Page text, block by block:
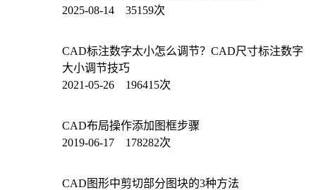
2025-08-14 35159次
CAD标注数字太小怎么调节？CAD尺寸标注数字
大小调节技巧
2021-05-26 196415次
CAD布局操作添加图框步骤
2019-06-17 178282次
CAD图形中剪切部分图块的3种方法